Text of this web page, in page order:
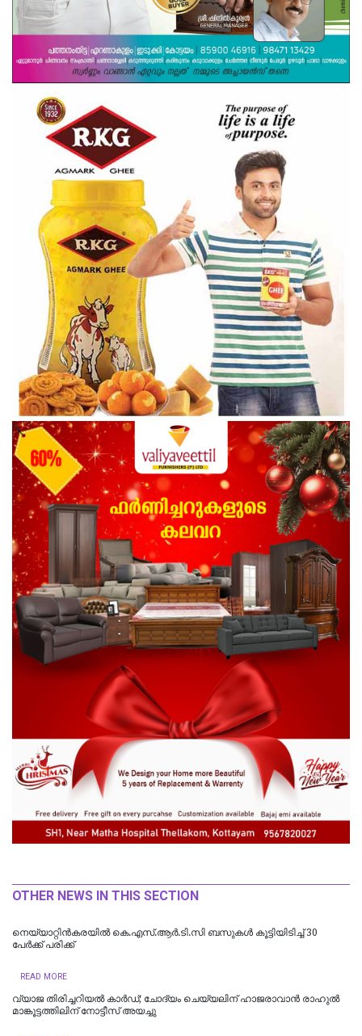
OTHER NEWS IN THIS SECTION
നെയ്യാറ്റിൻകരയിൽ കെ.എസ്.ആര്‍.ടി.സി ബസുകൾ കൂട്ടിയിടിച്ച് 30
പേർക്ക് പരിക്ക്
READ MORE
വ്യാജ തിരിച്ചറിയൽ കാർഡ്; ചോദ്യം ചെയ്യലിന് ഹാജരാവാൻ രാഹുൽ
മാങ്കൂട്ടത്തിലിന് നോട്ടീസ് അയച്ചു